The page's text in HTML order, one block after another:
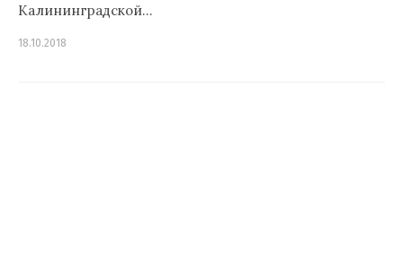
Калининградской…
18.10.2018